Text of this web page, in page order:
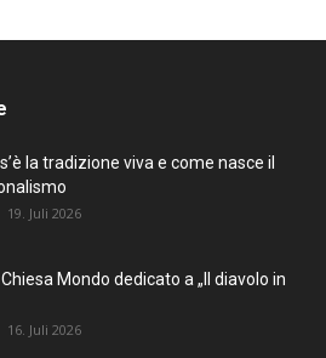
la tradizione viva e come nasce il
19. Juli 2026
Mondo dedicato a „Il diavolo in
16. Juli 2026